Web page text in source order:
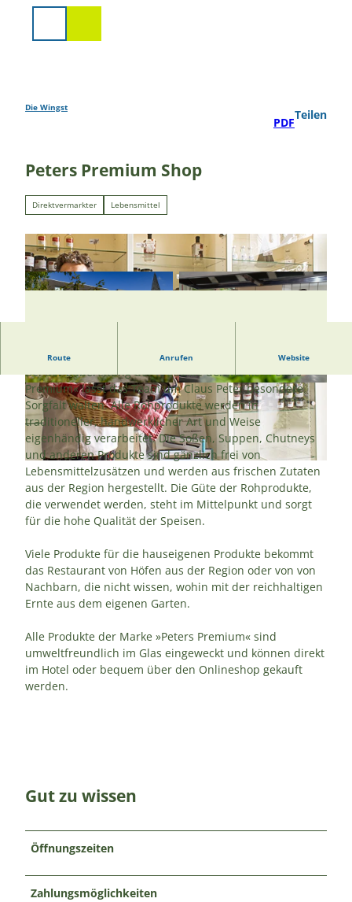
Die Wingst
PDF
Teilen
Peters Premium Shop
Direktvermarkter Lebensmittel
© Peters das Genusshotel Wingst | CC-BY-SA
© Dahmke Photographie |CC-BY-SA © Dahmke Photographie |CC-BY-SA
Route Anrufen Website
Peters Premium - Genuss im Glas
Bei der Zubereitung der Produkte der Marke »Peters
Premium« lässt das Team um Claus Peter besondere
Sorgfalt walten. Alle Rohprodukte werden in
traditioneller, handwerklicher Art und Weise
eigenhändig verarbeitet. Die Soßen, Suppen, Chutneys
und anderen Produkte sind gänzlich frei von
Lebensmittelzusätzen und werden aus frischen Zutaten
aus der Region hergestellt. Die Güte der Rohprodukte,
die verwendet werden, steht im Mittelpunkt und sorgt
für die hohe Qualität der Speisen.
Viele Produkte für die hauseigenen Produkte bekommt
das Restaurant von Höfen aus der Region oder von von
Nachbarn, die nicht wissen, wohin mit der reichhaltigen
Ernte aus dem eigenen Garten.
Alle Produkte der Marke »Peters Premium« sind
umweltfreundlich im Glas eingeweckt und können direkt
im Hotel oder bequem über den Onlineshop gekauft
werden.
Gut zu wissen
Öffnungszeiten
Zahlungsmöglichkeiten